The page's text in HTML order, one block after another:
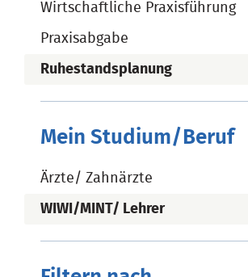
Wirtschaftliche Praxisführung
Praxisabgabe
Ruhestandsplanung
Mein Studium/Beruf
Ärzte/ Zahnärzte
WIWI/MINT/ Lehrer